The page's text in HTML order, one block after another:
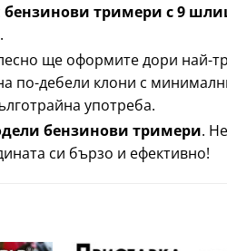
бензинови тримери с 9
ще оформите дори най-
дебели клони с
употреба.
бензинови тримери.
си бързо и ефективно!